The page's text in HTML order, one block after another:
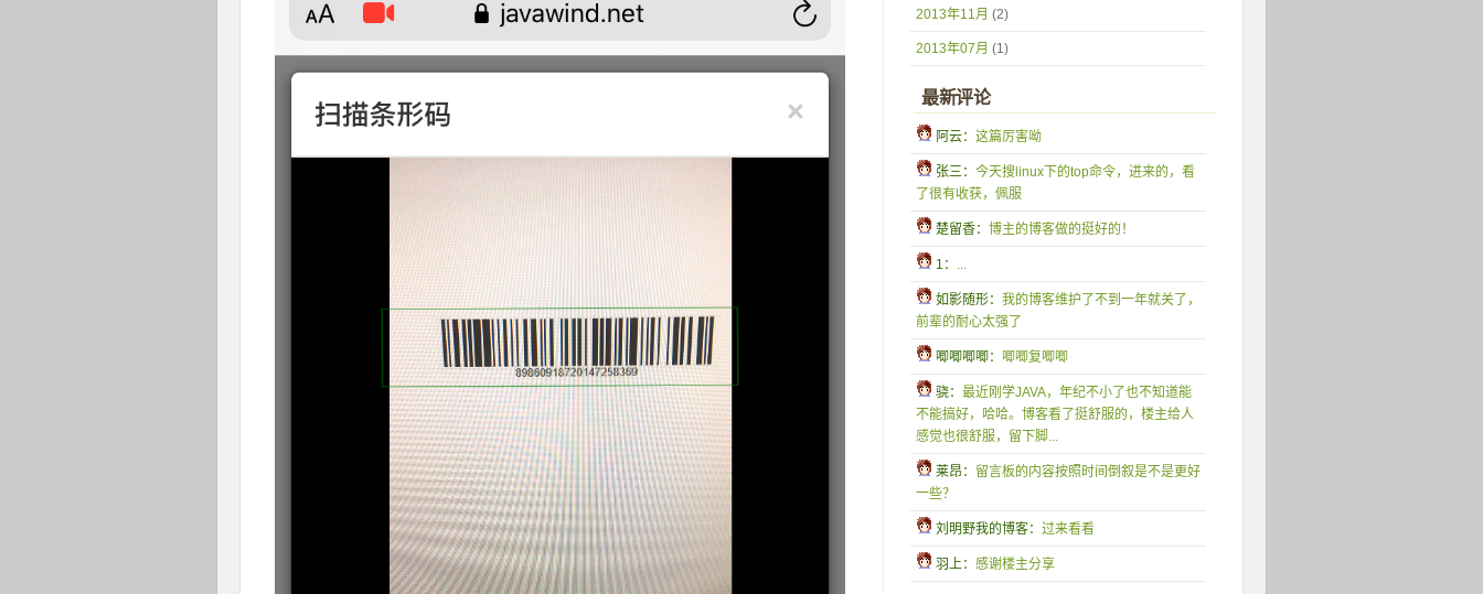
2013年11月 (2)
2013年07月 (1)
最新评论
阿云： 这篇厉害呦
张三： 今天搜linux下的top命令，进来的，看
了很有收获，佩服
楚留香： 博主的博客做的挺好的！
1： ...
如影随形： 我的博客维护了不到一年就关了，
前辈的耐心太强了
唧唧唧唧： 唧唧复唧唧
骁： 最近刚学JAVA，年纪不小了也不知道能
不能搞好，哈哈。博客看了挺舒服的，楼主给人
感觉也很舒服，留下脚...
莱昂： 留言板的内容按照时间倒叙是不是更好
一些？
刘明野我的博客： 过来看看
羽上： 感谢楼主分享